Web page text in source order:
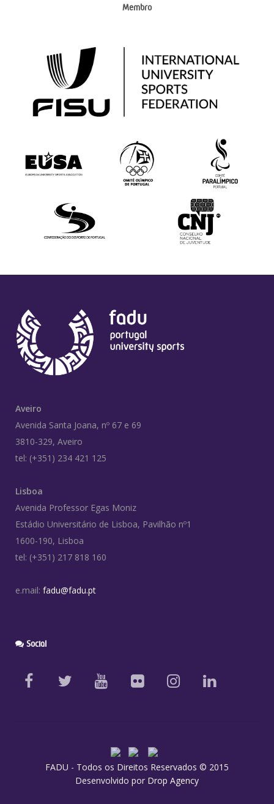
Membro
Aveiro
Avenida Santa Joana, nº 67 e 69
3810-329, Aveiro
tel: (+351) 234 421 125
Lisboa
Avenida Professor Egas Moniz
Estádio Universitário de Lisboa, Pavilhão nº1
1600-190, Lisboa
tel: (+351) 217 818 160
e.mail: fadu@fadu.pt
Social
FADU - Todos os Direitos Reservados © 2015
Desenvolvido por Drop Agency